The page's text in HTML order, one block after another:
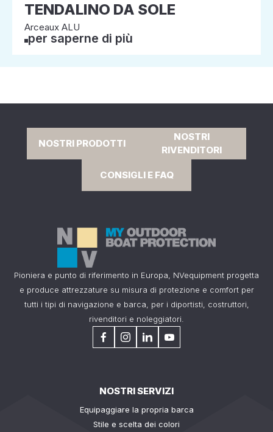
TENDALINO DA SOLE
Arceaux ALU
per saperne di più
NOSTRI PRODOTTI
NOSTRI
RIVENDITORI
CONSIGLI E FAQ
Pioniera e punto di riferimento in Europa, NVequipment progetta
e produce attrezzature su misura di protezione e comfort per
tutti i tipi di navigazione e barca, per i diportisti, costruttori,
rivenditori e noleggiatori.
NOSTRI SERVIZI
Equipaggiare la propria barca
Stile e scelta dei colori